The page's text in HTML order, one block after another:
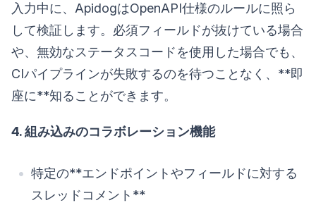
入力中に、ApidogはOpenAPI仕様のルールに照ら
して検証します。必須フィールドが抜けている場合
や、無効なステータスコードを使用した場合でも、
CIパイプラインが失敗するのを待つことなく、**即
座に**知ることができます。
4. 組み込みのコラボレーション機能
特定の**エンドポイントやフィールドに対する
スレッドコメント**